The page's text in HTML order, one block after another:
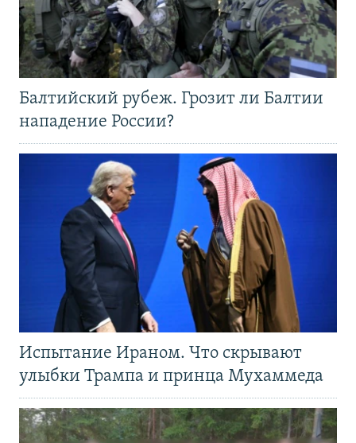
Балтийский рубеж. Грозит ли Балтии
нападение России?
Испытание Ираном. Что скрывают
улыбки Трампа и принца Мухаммеда